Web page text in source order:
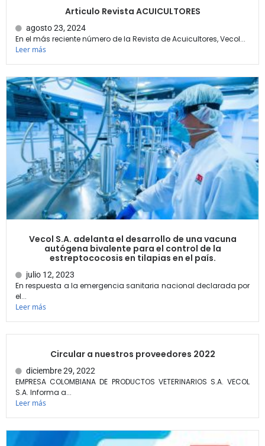
Articulo Revista ACUICULTORES
agosto 23, 2024
En el más reciente número de la Revista de Acuicultores, Vecol...
Leer más
Vecol S.A. adelanta el desarrollo de una vacuna
autógena bivalente para el control de la
estreptococosis en tilapias en el país.
julio 12, 2023
En respuesta a la emergencia sanitaria nacional declarada por
el...
Leer más
Circular a nuestros proveedores 2022
diciembre 29, 2022
EMPRESA COLOMBIANA DE PRODUCTOS VETERINARIOS S.A. VECOL
S.A. Informa a...
Leer más